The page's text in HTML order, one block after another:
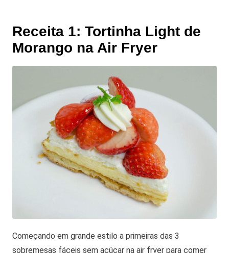
Receita 1: Tortinha Light de
Morango na Air Fryer
Começando em grande estilo a primeiras das 3
sobremesas fáceis sem açúcar na air fryer para comer